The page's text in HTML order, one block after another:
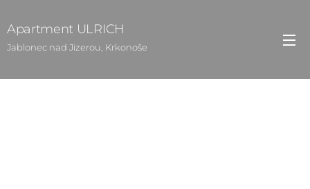
Apartment ULRICH
Jablonec nad Jizerou, Krkonoše